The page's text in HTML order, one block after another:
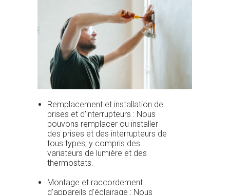
Remplacement et installation de
prises et d'interrupteurs : Nous
pouvons remplacer ou installer
des prises et des interrupteurs de
tous types, y compris des
variateurs de lumière et des
thermostats.
Montage et raccordement
d'appareils d'éclairage : Nous